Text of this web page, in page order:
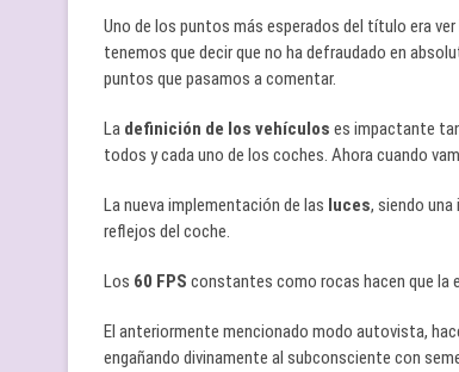
Uno de los puntos más esperados del título era
tenemos que decir que no ha defraudado en
puntos que pasamos a comentar.
La definición de los vehículos es impactante
todos y cada uno de los coches. Ahora cuando
La nueva implementación de las luces, siendo
reflejos del coche.
Los 60 FPS constantes como rocas hacen que la
El anteriormente mencionado modo autovista,
engañando divinamente al subconsciente con